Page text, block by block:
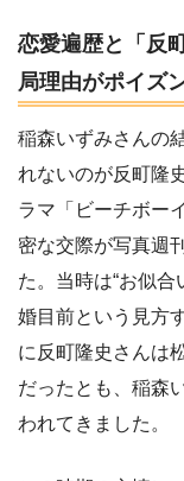
恋愛遍歴と「反
局理由がポイズ
稲森いずみさんの
れないのが反町隆
ラマ「ビーチボー
密な交際が写真週
た。当時は“お似
婚目前という見方
に反町隆史さんは
だったとも、稲森
われてきました。